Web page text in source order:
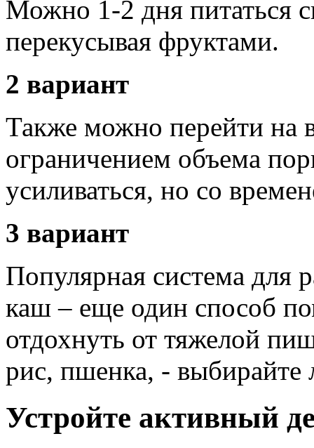
Можно 1-2 дня
перекусывая фруктами.
2 вариант
Также можно перейти на
ограничением объема
усиливаться, но со
3 вариант
Популярная система для
каш – еще один способ
отдохнуть от тяжелой
рис, пшенка, -
Устройте активный